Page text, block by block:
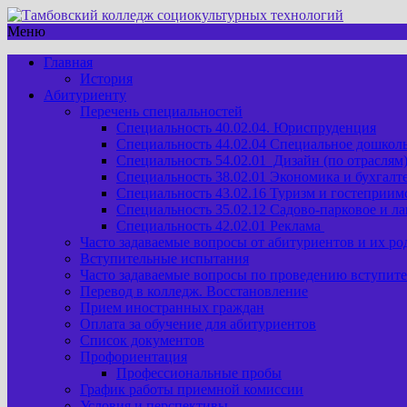
Меню
Главная
История
Абитуриенту
Перечень специальностей
Специальность 40.02.04. Юриспруденция
Специальность 44.02.04 Специальное
Специальность 54.02.01 Дизайн (по отраслям)
Специальность 38.02.01 Экономика и
Специальность 43.02.16 Туризм и
Специальность 35.02.12 Садово-парковое и
Специальность 42.02.01 Реклама
Часто задаваемые вопросы от абитуриентов и их
Вступительные испытания
Часто задаваемые вопросы по проведению
Перевод в колледж. Восстановление
Прием иностранных граждан
Оплата за обучение для абитуриентов
Список документов
Профориентация
Профессиональные пробы
График работы приемной комиссии